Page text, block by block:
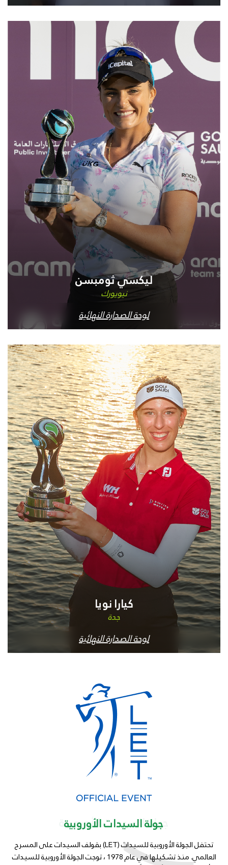
ليكسي ثومبسن
نيويورك
لوحة الصدارة النهائية
كيارا نويا
جدة
لوحة الصدارة النهائية
جولة السيدات الأوروبية
جولة السيدات الأوروبية
تحتفل الجولة الأوروبية للسيدات (LET) بقولف السيدات على المسرح
العالمي. منذ تشكيلها في عام 1978 ، توجت الجولة الأوروبية للسيدات